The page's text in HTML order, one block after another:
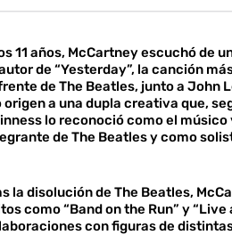
11 años, McCartney escuchó de
de “Yesterday”, la canción
de The Beatles, junto a John
origen a una dupla creativa que,
lo reconoció como el
de The Beatles y como
la disolución de The Beatles,
como “Band on the Run” y
con figuras de